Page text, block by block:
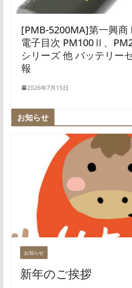
[PMB-5200MA]第一興商
電子目次 PM100Ⅱ、
シリーズ 他 バッテリー
報
2026年7月15日
お知らせ
お知らせ
新年のご挨拶